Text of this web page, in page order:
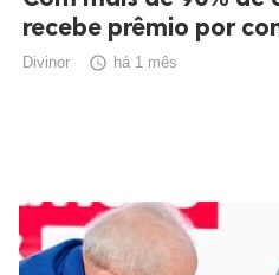
recebe prêmio por
Divinor  há 1 mês